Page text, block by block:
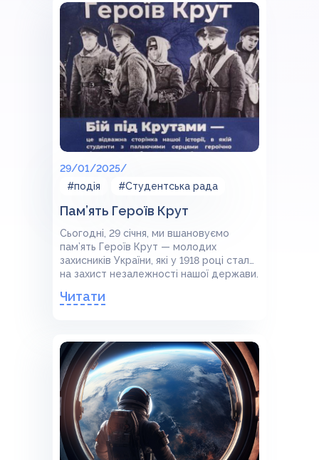
29/01/2025/
#подія
#Студентська рада
Пам’ять Героїв Крут
Сьогодні, 29 січня, ми вшановуємо
пам’ять Героїв Крут — молодих
захисників України, які у 1918 році стали
на захист незалежності нашої держави.
Читати